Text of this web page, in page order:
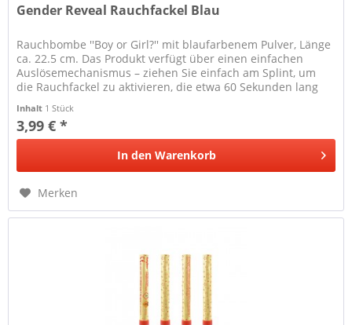
Gender Reveal Rauchfackel Blau
Rauchbombe ''Boy or Girl?'' mit blaufarbenem Pulver, Länge
ca. 22.5 cm. Das Produkt verfügt über einen einfachen
Auslösemechanismus – ziehen Sie einfach am Splint, um
die Rauchfackel zu aktivieren, die etwa 60 Sekunden lang
Inhalt 1 Stück
3,99 € *
In den Warenkorb
Merken